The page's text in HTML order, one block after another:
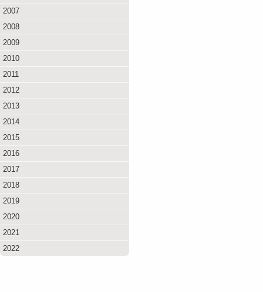
2007
2008
2009
2010
2011
2012
2013
2014
2015
2016
2017
2018
2019
2020
2021
2022